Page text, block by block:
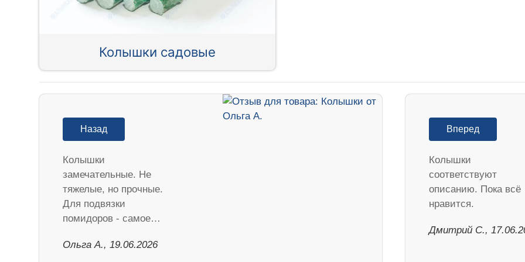
Колышки садовые
Назад
Колышки
замечательные. Не
тяжелые, но прочные.
Для подвязки
помидоров - самое…
Ольга А., 19.06.2026
Вперед
Колышки
соответствуют
описанию. Пока всё
нравится.
Дмитрий С.,